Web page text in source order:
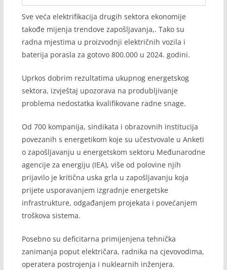
Sve veća elektrifikacija drugih sektora ekonomije
takođe mijenja trendove zapošljavanja,. Tako su
radna mjestima u proizvodnji električnih vozila i
baterija porasla za gotovo 800.000 u 2024. godini.
Uprkos dobrim rezultatima ukupnog energetskog
sektora, izvještaj upozorava na produbljivanje
problema nedostatka kvalifikovane radne snage.
Od 700 kompanija, sindikata i obrazovnih institucija
povezanih s energetikom koje su učestvovale u Anketi
o zapošljavanju u energetskom sektoru Međunarodne
agencije za energiju (IEA), više od polovine njih
prijavilo je kritična uska grla u zapošljavanju koja
prijete usporavanjem izgradnje energetske
infrastrukture, odgađanjem projekata i povećanjem
troškova sistema.
Posebno su deficitarna primijenjena tehnička
zanimanja poput električara, radnika na cjevovodima,
operatera postrojenja i nuklearnih inženjera.